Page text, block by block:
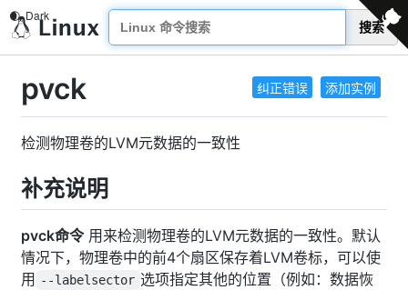
搜索
纠正错误 添加实例
pvck
检测物理卷的LVM元数据的一致性
补充说明
pvck命令用来检测物理卷的LVM元数据的一致性。默认
情况下，物理卷中的前4个扇区保存着LVM卷标，可以使
用 --labelsector 选项指定其他的位置（例如：数据恢